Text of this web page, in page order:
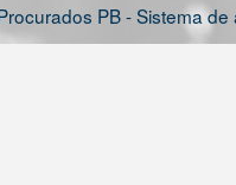
PB - Sistema